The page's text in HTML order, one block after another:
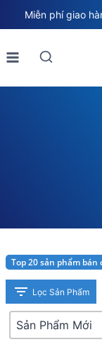
to
content
Miễn phí giao
Top 20 sản phẩm bán
Lọc Sản Phẩm
Product Sort
Sort content